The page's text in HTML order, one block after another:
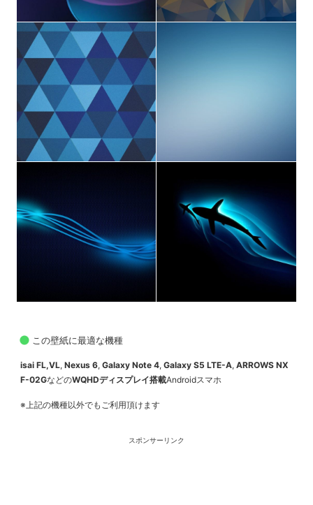
この壁紙に最適な機種
isai FL,VL, Nexus 6, Galaxy Note 4, Galaxy S5 LTE-A, ARROWS NX
F-02GなどのWQHDディスプレイ搭載Androidスマホ
※上記の機種以外でもご利用頂けます
スポンサーリンク